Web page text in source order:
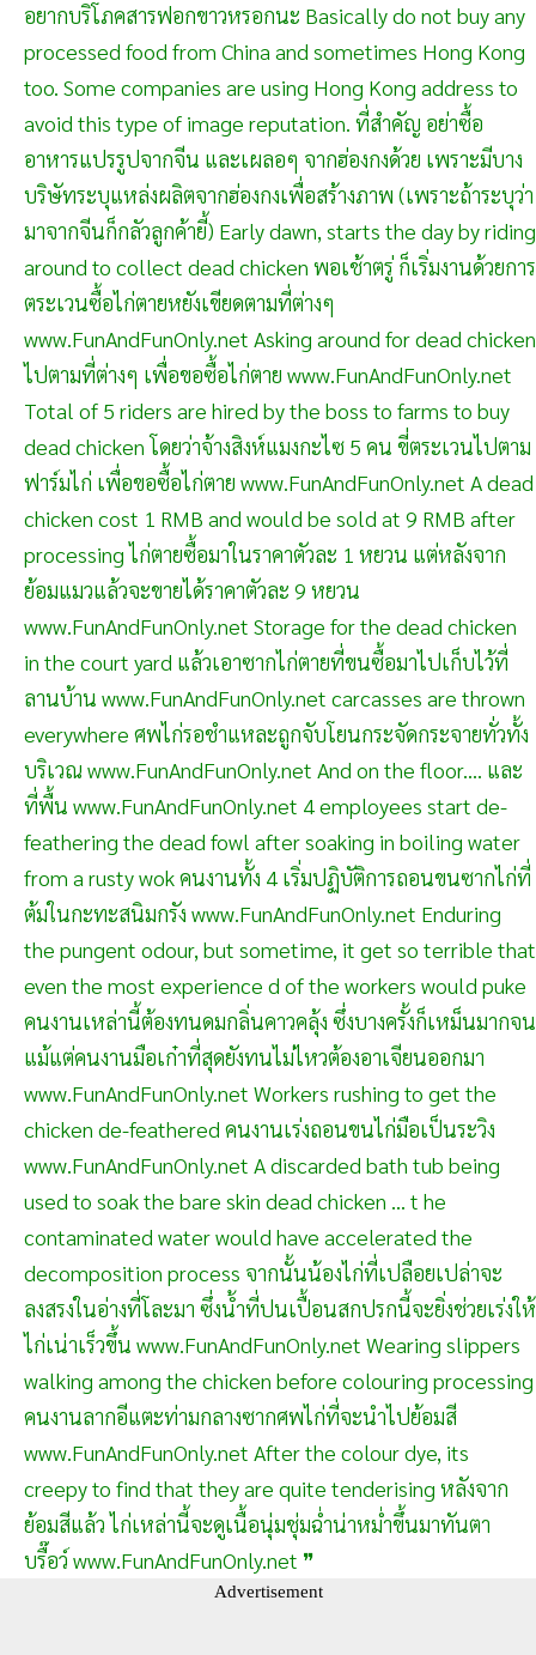
อยากบริโภคสารฟอกขาวหรอกนะ Basically do not buy any
processed food from China and sometimes Hong Kong
too. Some companies are using Hong Kong address to
avoid this type of image reputation. ที่สำคัญ อย่าซื้อ
อาหารแปรรูปจากจีน และเผลอๆ จากฮ่องกงด้วย เพราะมีบาง
บริษัทระบุแหล่งผลิตจากฮ่องกงเพื่อสร้างภาพ (เพราะถ้าระบุว่า
มาจากจีนก็กลัวลูกค้ายี้) Early dawn, starts the day by riding
around to collect dead chicken พอเช้าตรู่ ก็เริ่มงานด้วยการ
ตระเวนซื้อไก่ตายหยังเขียดตามที่ต่างๆ
www.FunAndFunOnly.net Asking around for dead chicken
ไปตามที่ต่างๆ เพื่อขอซื้อไก่ตาย www.FunAndFunOnly.net
Total of 5 riders are hired by the boss to farms to buy
dead chicken โดยว่าจ้างสิงห์แมงกะไซ 5 คน ขี่ตระเวนไปตาม
ฟาร์มไก่ เพื่อขอซื้อไก่ตาย www.FunAndFunOnly.net A dead
chicken cost 1 RMB and would be sold at 9 RMB after
processing ไก่ตายซื้อมาในราคาตัวละ 1 หยวน แต่หลังจาก
ย้อมแมวแล้วจะขายได้ราคาตัวละ 9 หยวน
www.FunAndFunOnly.net Storage for the dead chicken
in the court yard แล้วเอาซากไก่ตายที่ขนซื้อมาไปเก็บไว้ที่
ลานบ้าน www.FunAndFunOnly.net carcasses are thrown
everywhere ศพไก่รอชำแหละถูกจับโยนกระจัดกระจายทั่วทั้ง
บริเวณ www.FunAndFunOnly.net And on the floor.... และ
ที่พื้น www.FunAndFunOnly.net 4 employees start de-
feathering the dead fowl after soaking in boiling water
from a rusty wok คนงานทั้ง 4 เริ่มปฏิบัติการถอนขนซากไก่ที่
ต้มในกะทะสนิมกรัง www.FunAndFunOnly.net Enduring
the pungent odour, but sometime, it get so terrible that
even the most experience d of the workers would puke
คนงานเหล่านี้ต้องทนดมกลิ่นคาวคลุ้ง ซึ่งบางครั้งก็เหม็นมากจน
แม้แต่คนงานมือเก๋าที่สุดยังทนไม่ไหวต้องอาเจียนออกมา
www.FunAndFunOnly.net Workers rushing to get the
chicken de-feathered คนงานเร่งถอนขนไก่มือเป็นระวิง
www.FunAndFunOnly.net A discarded bath tub being
used to soak the bare skin dead chicken ... t he
contaminated water would have accelerated the
decomposition process จากนั้นน้องไก่ที่เปลือยเปล่าจะ
ลงสรงในอ่างที่โละมา ซึ่งน้ำที่ปนเปื้อนสกปรกนี้จะยิ่งช่วยเร่งให้
ไก่เน่าเร็วขึ้น www.FunAndFunOnly.net Wearing slippers
walking among the chicken before colouring processing
คนงานลากอีแตะท่ามกลางซากศพไก่ที่จะนำไปย้อมสี
www.FunAndFunOnly.net After the colour dye, its
creepy to find that they are quite tenderising หลังจาก
ย้อมสีแล้ว ไก่เหล่านี้จะดูเนื้อนุ่มชุ่มฉ่ำน่าหม่ำขึ้นมาทันตา
บรื๊อว์ www.FunAndFunOnly.net ❞
Advertisement